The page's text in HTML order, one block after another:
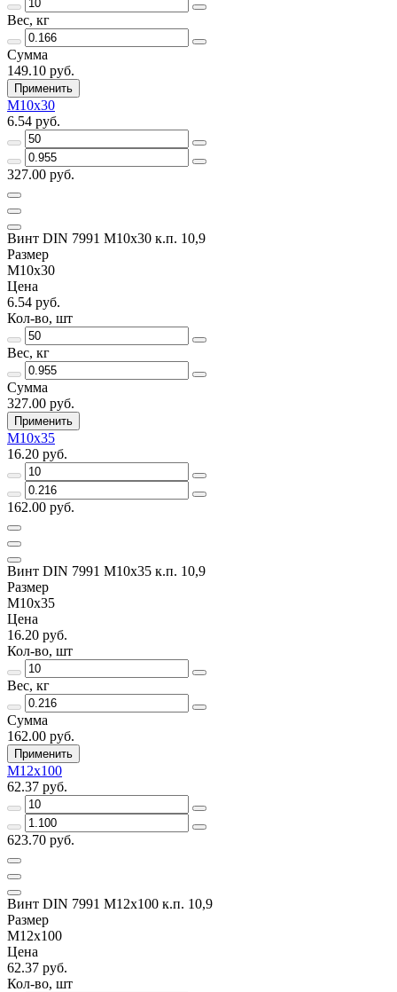
Вес, кг
Сумма
149.10 руб.
Применить
M10х30
6.54 руб.
327.00 руб.
Винт DIN 7991 M10х30 к.п. 10,9
Размер
M10х30
Цена
6.54 руб.
Кол-во, шт
Вес, кг
Сумма
327.00 руб.
Применить
M10х35
16.20 руб.
162.00 руб.
Винт DIN 7991 M10x35 к.п. 10,9
Размер
M10х35
Цена
16.20 руб.
Кол-во, шт
Вес, кг
Сумма
162.00 руб.
Применить
M12x100
62.37 руб.
623.70 руб.
Винт DIN 7991 M12x100 к.п. 10,9
Размер
M12x100
Цена
62.37 руб.
Кол-во, шт